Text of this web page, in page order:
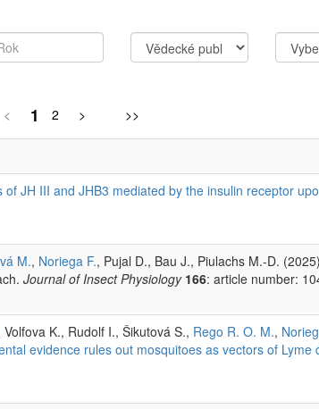
< 1 2 > >>
of JH III and JHB3 mediated by the insulin receptor
M., Noriega F., Pujal D., Bau J., Piulachs M.-D.
Journal of Insect Physiology 166: article number:
Volfova K., Rudolf I., Šikutová S., Rego R. O. M.,
evidence rules out mosquitoes as vectors of Lyme